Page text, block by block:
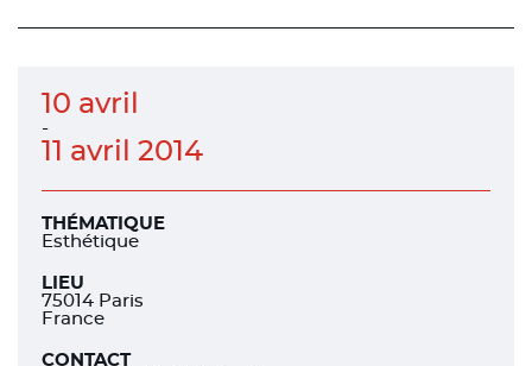
facebookfacebooklinkedin
10 avril
-
11 avril 2014
THÉMATIQUE
Esthétique
LIEU
75014 Paris
France
CONTACT